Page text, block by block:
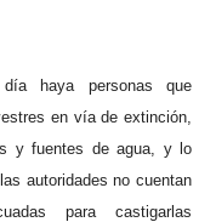
haya personas que
en vía de extinción,
y fuentes de agua, y lo
autoridades no cuentan
para castigarlas